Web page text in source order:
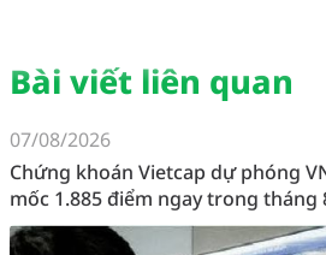
Bài viết liên quan
07/08/2026
Chứng khoán Vietcap dự phóng
mốc 1.885 điểm ngay trong tháng